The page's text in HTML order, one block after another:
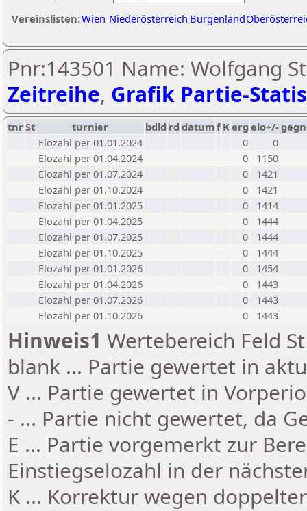
Vereinslisten:Wien Niederösterreich Burgenland
Pnr:143501 Name: Wolfgang
Zeitreihe, Grafik Partie-
tnrSt turnier bdld rd datumf Kerg elo+/-
Elozahl per 01.01.2024
0
0
Elozahl per 01.04.2024
0
1150
Elozahl per 01.07.2024
0
1421
Elozahl per 01.10.2024
0
1421
Elozahl per 01.01.2025
0
1414
Elozahl per 01.04.2025
0
1444
Elozahl per 01.07.2025
0
1444
Elozahl per 01.10.2025
0
1444
Elozahl per 01.01.2026
0
1454
Elozahl per 01.04.2026
0
1443
Elozahl per 01.07.2026
0
1443
Elozahl per 01.10.2026
0 1443
Hinweis1 Wertebereich Feld
blank ... Partie gewertet in
V ... Partie gewertet in
- ... Partie nicht gewertet, da
E ... Partie vorgemerkt zur
Einstiegselozahl in der
K ... Korrektur wegen